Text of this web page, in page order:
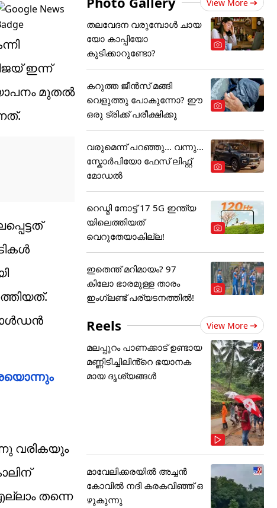
ഇന്ന്
മുതൽ
വരികയും
തന്നെ
View More
തലവേദന വരുമ്പോൾ ചായ
യോ കാപ്പിയോ
കുടിക്കാറുണ്ടോ?
കറുത്ത ജീൻസ് മങ്ങി
വെളുത്തു പോകുന്നോ? ഈ
ഒരു ട്രിക്ക് പരീക്ഷിക്കൂ
വരുമെന്ന് പറഞ്ഞു... വന്നു...
സ്കോർപിയോ ഫേസ് ലിഫ്റ്റ്
മോഡൽ
റെഡ്മി നോട്ട് 17 5G ഇന്ത്യ
യിലെത്തിയത്
വെറുതേയാകില്ല!
ഇതെന്ത് മറിമായം? 97
കിലോ ഭാരമുള്ള താരം
ഇംഗ്ലണ്ട് പര്യടനത്തില്‍!
Reels View More
മലപ്പുറം പാണക്കാട് ഉണ്ടായ
മണ്ണിടിച്ചിലിൻ്റെ ഭയാനക
മായ ദൃശ്യങ്ങൾ
മാവേലിക്കരയിൽ അച്ചൻ
കോവിൽ നദി കരകവിഞ്ഞ് ഒ
ഴുകുന്നു